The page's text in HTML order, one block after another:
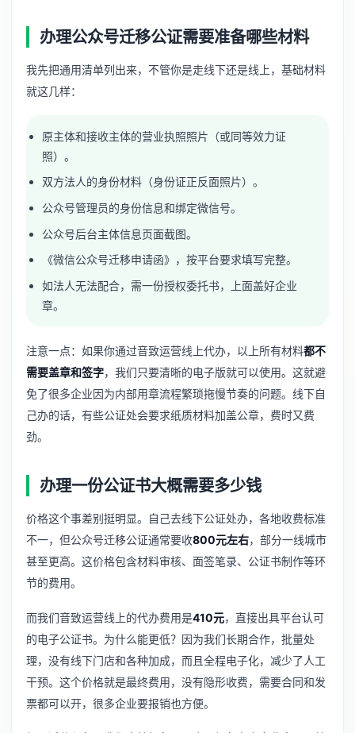
办理公众号迁移公证需要准备哪些材料
我先把通用清单列出来，不管你是走线下还是线上，基础材料
就这几样：
原主体和接收主体的营业执照照片（或同等效力证
照）。
双方法人的身份材料（身份证正反面照片）。
公众号管理员的身份信息和绑定微信号。
公众号后台主体信息页面截图。
《微信公众号迁移申请函》，按平台要求填写完整。
如法人无法配合，需一份授权委托书，上面盖好企业
章。
注意一点：如果你通过音致运营线上代办，以上所有材料都不
需要盖章和签字，我们只要清晰的电子版就可以使用。这就避
免了很多企业因为内部用章流程繁琐拖慢节奏的问题。线下自
己办的话，有些公证处会要求纸质材料加盖公章，费时又费
劲。
办理一份公证书大概需要多少钱
价格这个事差别挺明显。自己去线下公证处办，各地收费标准
不一，但公众号迁移公证通常要收800元左右，部分一线城市
甚至更高。这价格包含材料审核、面签笔录、公证书制作等环
节的费用。
而我们音致运营线上的代办费用是410元，直接出具平台认可
的电子公证书。为什么能更低？因为我们长期合作，批量处
理，没有线下门店和各种加成，而且全程电子化，减少了人工
干预。这个价格就是最终费用，没有隐形收费，需要合同和发
票都可以开，很多企业要报销也方便。